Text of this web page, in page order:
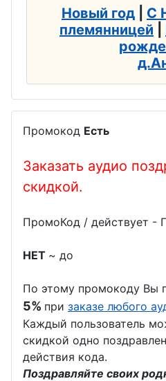
Новый год
С
племянницей
Промокод Есть
Заказать аудио
скидкой.
ПромоКод / действует -
НЕТ ~ до
По этому промокоду Вы
5% при заказе любого
Каждый пользователь
скидкой одно
действия кода.
Поздравляйте своих